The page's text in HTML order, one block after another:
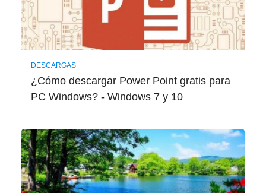
DESCARGAS
¿Cómo descargar Power Point gratis para
PC Windows? - Windows 7 y 10